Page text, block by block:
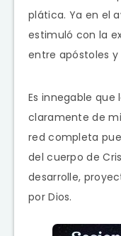
plática. Ya en el
estimuló con la
entre apóstoles y
Es innegable que
claramente de
red completa
del cuerpo de
desarrolle,
por Dios.